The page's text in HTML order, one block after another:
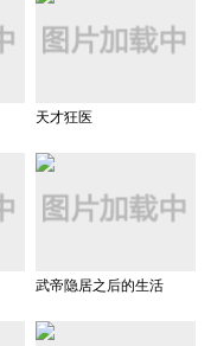
天才狂医
武帝隐居之后的生活